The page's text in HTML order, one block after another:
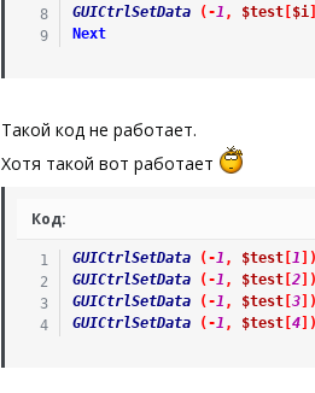
GUICtrlSetData
( -1 , $test[ $i]
Next
Такой код не работает.
Хотя такой вот работает
Код:
GUICtrlSetData ( -1 , $test[ 1
)
GUICtrlSetData
( -1 , $test[ 2]
)
GUICtrlSetData
( -1 , $test[ 3]
)
GUICtrlSetData
( -1 , $test[ 4] )